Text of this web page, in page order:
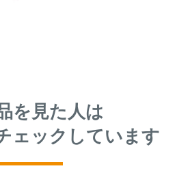
を見た人は
ェックしています